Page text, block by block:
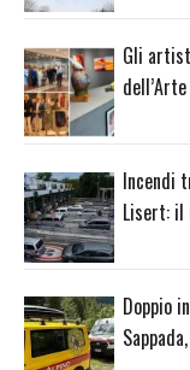
Gli
Incendi
Lisert: il
Doppio